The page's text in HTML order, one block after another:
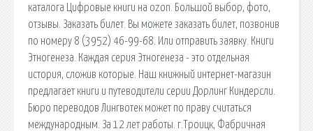
каталога Цифровые книги на ozon. Большой выбор, фото,
отзывы. Заказать билет. Вы можете заказать билет, позвонив
по номеру 8 (3952) 46-99-68. Или отправить заявку. Книги
Этногенеза. Каждая серия Этногенеза - это отдельная
история, сложив которые. Наш книжный интернет-магазин
предлагает книги и путеводители серии Дорлинг Киндерсли.
Бюро переводов Лингвотек может по праву считаться
международным. За 12 лет работы. г.Троицк, Фабричная